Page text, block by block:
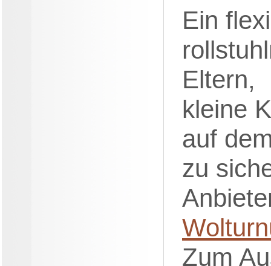
Ein
Eltern,
kleine
auf
zu
Zum